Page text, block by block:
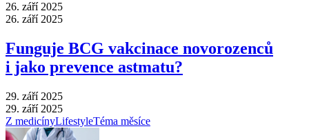
26. září 2025
26. září 2025
Funguje BCG vakcinace novorozenců
i jako prevence astmatu?
29. září 2025
29. září 2025
Z medicínyLifestyleTéma měsíce